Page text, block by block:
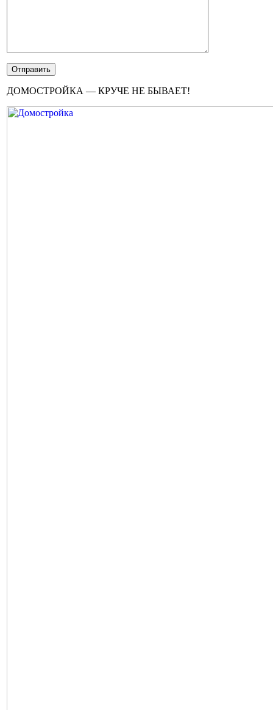
ДОМОСТРОЙКА — КРУЧЕ НЕ БЫВАЕТ!